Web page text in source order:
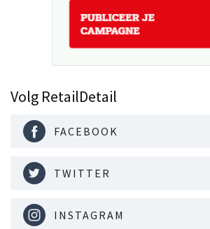
Volg RetailDetail
FACEBOOK
TWITTER
INSTAGRAM